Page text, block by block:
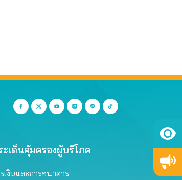
ะเด็นคุ้มครองผู้บริโภค
เงินและการธนาคาร